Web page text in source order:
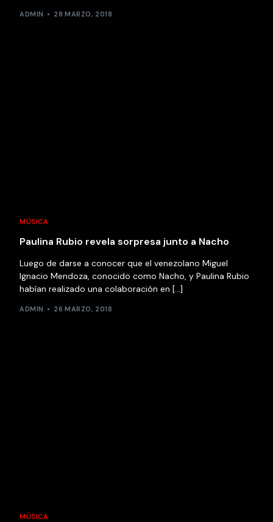
ADMIN 28 MARZO, 2018
MÚSICA
Paulina Rubio revela sorpresa junto a Nacho
Luego de darse a conocer que el venezolano Miguel
Ignacio Mendoza, conocido como Nacho, y Paulina Rubio
habían realizado una colaboración en […]
ADMIN 26 MARZO, 2018
MÚSICA